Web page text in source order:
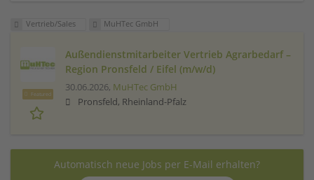
Vertrieb/Sales MuHTec GmbH
Featured
Außendienstmitarbeiter Vertrieb Agrarbedarf –
Region Pronsfeld / Eifel (m/w/d)
30.06.2026, MuHTec GmbH
Pronsfeld, Rheinland-Pfalz
Automatisch neue Jobs per E-Mail erhalten?